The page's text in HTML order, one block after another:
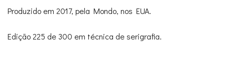
Produzido em 2017, pela Mondo, nos EUA.
Edição 225 de 300 em técnica de serigrafia.